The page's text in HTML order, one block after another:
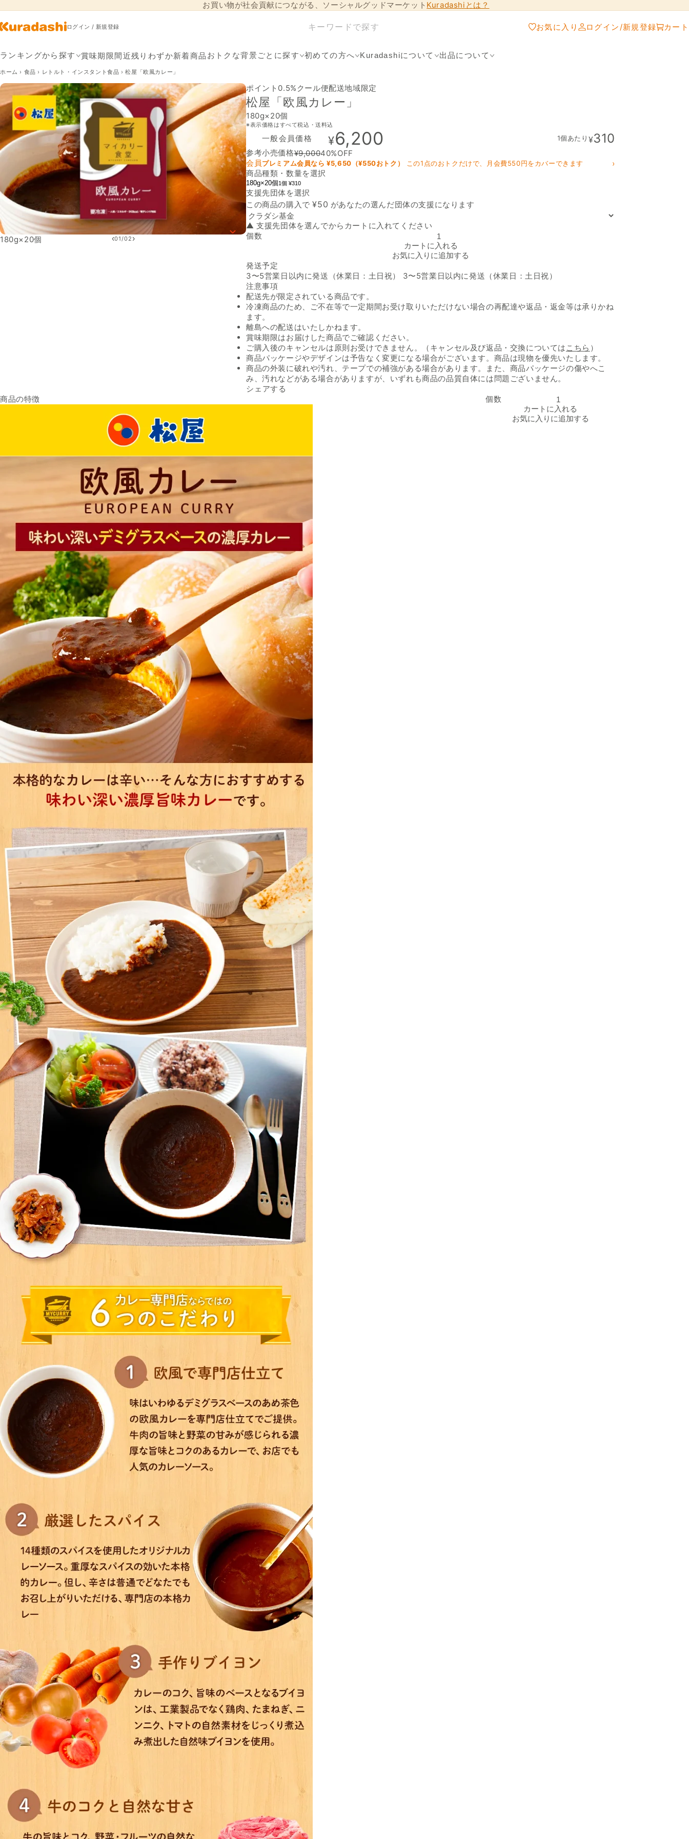
お買い物が社会貢献につながる、ソーシャルグッドマーケット Kuradashiとは？
ログイン / 新規登録 お気に入り ログイン/新規登録 カート
ランキングから探す 賞味期限間近残りわずか新着商品 おトクな背景ごとに探す 初めての方へ Kuradashiについて 出品について
ホーム › 食品 › レトルト・インスタント食品 › 松屋「欧風カレー」
180g×20個 ‹01/02 ›
ポイント0.5% クール便配送地域限定
松屋「欧風カレー」
180g×20個
※表示価格はすべて税込・送料込
一般会員価格 ¥6,200
参考小売価格¥9,00040%OFF
1個あたり ¥310
会員プレミアム会員なら ¥5,650 （¥550おトク） この1点のおトクだけで、月会費550円をカバーできます
›
商品種類・数量を選択
180g×20個1個 ¥310
支援先団体を選択
この商品の購入で¥50 があなたの選んだ団体の支援になります
支援先団体
▲ 支援先団体を選んでからカートに入れてください
個数松屋「欧風カレー」の数量を減らす
カートに入れる
お気に入りに追加する
発送予定
3〜5営業日以内に発送（休業日：土日祝） 3〜5営業日以内に発送（休業日：土日祝）
注意事項
配送先が限定されている商品です。
冷凍商品のため、ご不在等で一定期間お受け取りいただけない場合の再配達や返品・返金等は承りかね
ます。
離島への配送はいたしかねます。
賞味期限はお届けした商品でご確認ください。
ご購入後のキャンセルは原則お受けできません。（キャンセル及び返品・交換については こちら ）
商品パッケージやデザインは予告なく変更になる場合がございます。商品は現物を優先いたします。
商品の外装に破れや汚れ、テープでの補強がある場合があります。また、商品パッケージの傷やへこ
み、汚れなどがある場合がありますが、いずれも商品の品質自体には問題ございません。
シェアする
商品の特徴
個数松屋「欧風カレー」の数量を減らす
カートに入れる
お気に入りに追加する